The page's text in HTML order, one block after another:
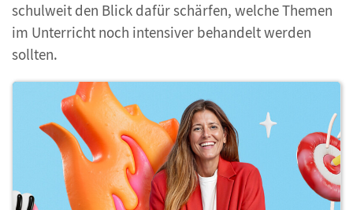
schulweit den Blick dafür schärfen, welche Themen
im Unterricht noch intensiver behandelt werden
sollten.